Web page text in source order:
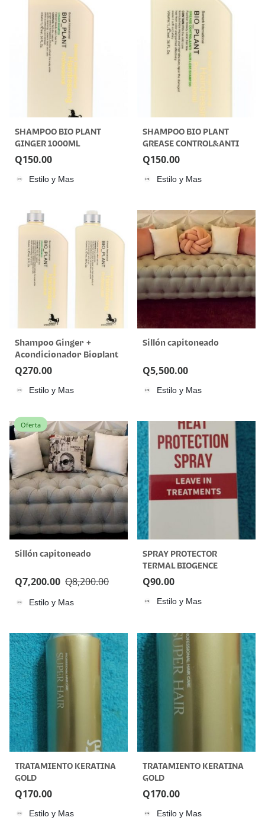
SHAMPOO BIO PLANT
GINGER 1000ML
Q150.00
Estilo y Mas
SHAMPOO BIO PLANT
GREASE CONTROL&ANTI
HAIR LOSS 1000ML
Q150.00
Estilo y Mas
Shampoo Ginger +
Acondicionador Bioplant
Q270.00
Estilo y Mas
Sillón capitoneado
Q5,500.00
Estilo y Mas
Oferta
Sillón capitoneado
Q8,200.00
Q7,200.00
Estilo y Mas
SPRAY PROTECTOR
TERMAL BIOGENCE
Q90.00
Estilo y Mas
TRATAMIENTO KERATINA
GOLD
Q170.00
Estilo y Mas
TRATAMIENTO KERATINA
GOLD
Q170.00
Estilo y Mas